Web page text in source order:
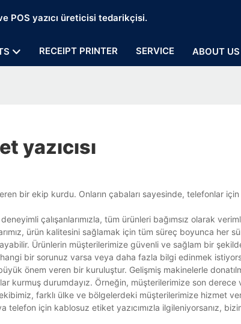
POS yazıcı üreticisi tedarikçisi.
RECEIPT PRINTER SERVICE ABOUT US
yazıcısı
bir ekip kurdu. Onların çabaları sayesinde, telefonlar için
çalışanlarımızla, tüm ürünleri bağımsız olarak
ürün kalitesini sağlamak için tüm süreç boyunca her
Ürünlerin müşterilerimize güvenli ve sağlam bir
bir sorunuz varsa veya daha fazla bilgi edinmek
önem veren bir kuruluştur. Gelişmiş makinelerle
kurmuş durumdayız. Örneğin, müşterilerimize son derece
farklı ülke ve bölgelerdeki müşterilerimize hizmet
telefon için kablosuz etiket yazıcımızla ilgileniyorsanız,